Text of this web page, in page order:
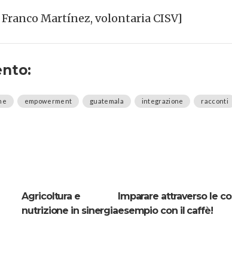
Martínez, volontaria CISV]
empowerment guatemala integrazione racconti
Agricoltura e
nutrizione in sinergia
Imparare attraverso le
esempio con il caffè!